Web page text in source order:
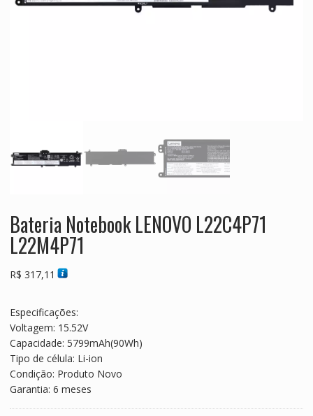
Bateria Notebook LENOVO L22C4P71
L22M4P71
R$ 317,11
Especificações:
Voltagem: 15.52V
Capacidade: 5799mAh(90Wh)
Tipo de célula: Li-ion
Condição: Produto Novo
Garantia: 6 meses